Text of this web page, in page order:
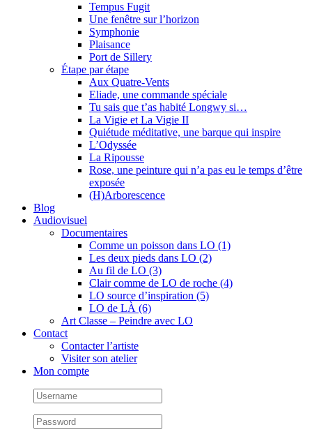
Tempus Fugit
Une fenêtre sur l’horizon
Symphonie
Plaisance
Port de Sillery
Étape par étape
Aux Quatre-Vents
Eliade, une commande spéciale
Tu sais que t’as habité Longwy si…
La Vigie et La Vigie II
Quiétude méditative, une barque qui inspire
L’Odyssée
La Ripousse
Rose, une peinture qui n’a pas eu le temps d’être
exposée
(H)Arborescence
Blog
Audiovisuel
Documentaires
Comme un poisson dans LO (1)
Les deux pieds dans LO (2)
Au fil de LO (3)
Clair comme de LO de roche (4)
LO source d’inspiration (5)
LO de LÀ (6)
Art Classe – Peindre avec LO
Contact
Contacter l’artiste
Visiter son atelier
Mon compte